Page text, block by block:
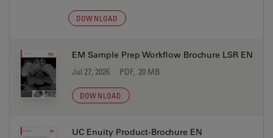
DOWNLOAD
EM Sample Prep Workflow Brochure LSR EN
Jul 27, 2026 PDF, 20 MB
DOWNLOAD
UC Enuity Product-Brochure EN